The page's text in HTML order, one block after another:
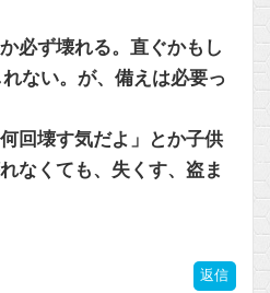
必ず壊れる。直ぐかもし
ない。が、備えは必要っ
回壊す気だよ」とか子供
なくても、失くす、盗ま
返信